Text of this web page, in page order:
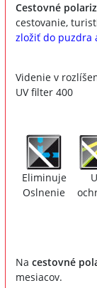
Cestovné
cestovanie,
zložiť do puzdra
Videnie v
UV filter 400
Eliminuje
Oslnenie
Na cestovné
mesiacov.